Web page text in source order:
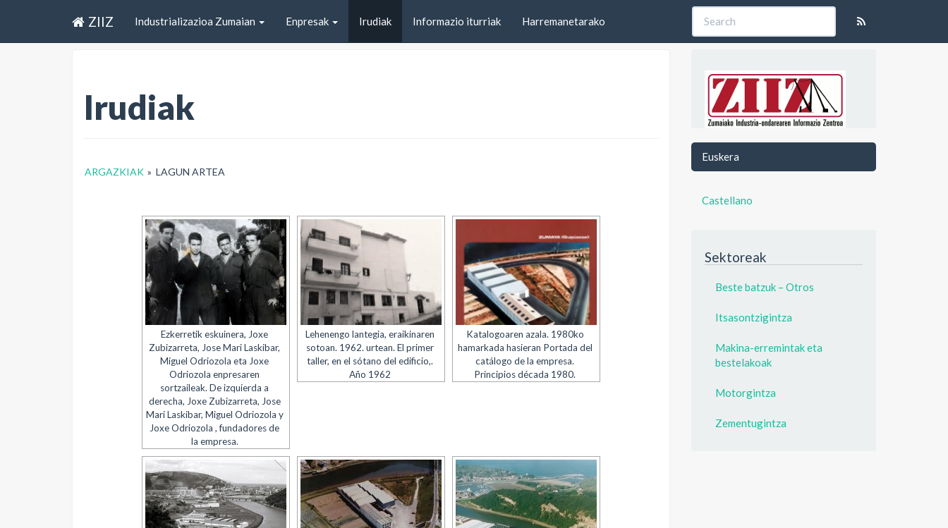
ZIIZ Industrializazioa Zumaian Enpresak Irudiak Informazio iturriak Harremanetarako
Irudiak
ARGAZKIAK » LAGUN ARTEA
Ezkerretik eskuinera, Joxe
Zubizarreta, Jose Mari Laskibar,
Miguel Odriozola eta Joxe
Odriozola enpresaren
sortzaileak. De izquierda a
derecha, Joxe Zubizarreta, Jose
Mari Laskibar, Miguel Odriozola y
Joxe Odriozola , fundadores de
la empresa.
Lehenengo lantegia, eraikinaren
sotoan. 1962. urtean. El primer
taller, en el sótano del edificio,.
Año 1962
Katalogoaren azala. 1980ko
hamarkada hasieran Portada del
catálogo de la empresa.
Principios década 1980.
Euskera
Castellano
Sektoreak
Beste batzuk – Otros
Itsasontzigintza
Makina-erremintak eta
bestelakoak
Motorgintza
Zementugintza